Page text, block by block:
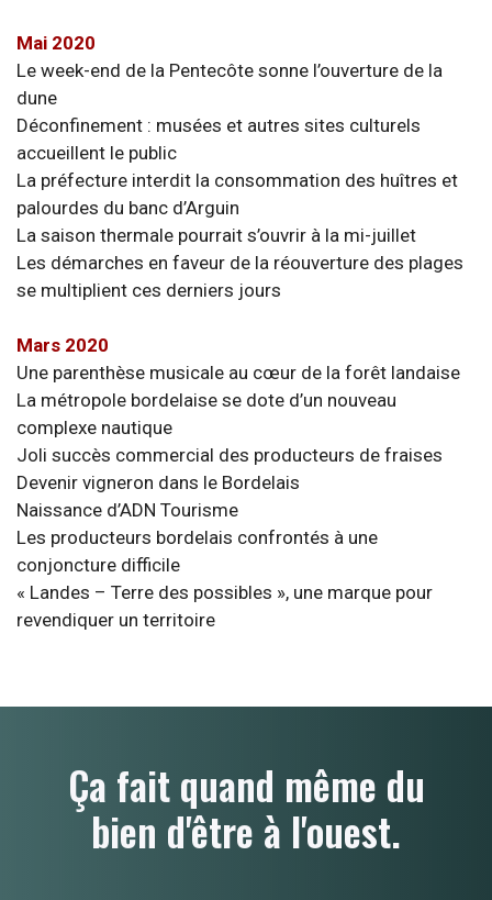
Mai 2020
Le week-end de la Pentecôte sonne l’ouverture de la
dune
Déconfinement : musées et autres sites culturels
accueillent le public
La préfecture interdit la consommation des huîtres et
palourdes du banc d’Arguin
La saison thermale pourrait s’ouvrir à la mi-juillet
Les démarches en faveur de la réouverture des plages
se multiplient ces derniers jours
Mars 2020
Une parenthèse musicale au cœur de la forêt landaise
La métropole bordelaise se dote d’un nouveau
complexe nautique
Joli succès commercial des producteurs de fraises
Devenir vigneron dans le Bordelais
Naissance d’ADN Tourisme
Les producteurs bordelais confrontés à une
conjoncture difficile
« Landes – Terre des possibles », une marque pour
revendiquer un territoire
Ça fait quand même du
bien d'être à l'ouest.